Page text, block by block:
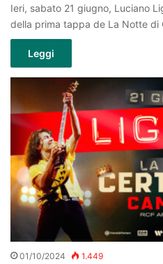
Ieri, sabato 21 giugno, Luciano
della prima tappa de La Notte di
Leggi
01/10/2024 1.449